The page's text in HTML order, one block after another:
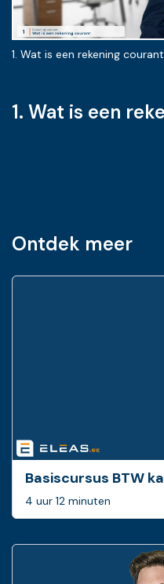
- Wat is een rekening
- Boekhoudkundige
- Vennootschapsrecht
- De rekening-courant
- De rekening-courant
1. Wat is een rekening courant
1. Wat is een
Ontdek meer
Basiscursus BTW
4 uur 12 minuten